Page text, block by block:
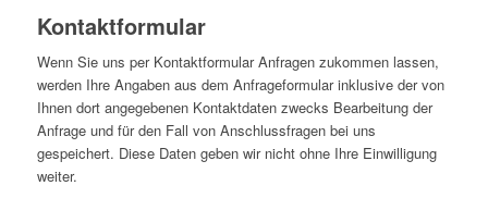
Kontaktformular
Wenn Sie uns per Kontaktformular Anfragen zukommen lassen,
werden Ihre Angaben aus dem Anfrageformular inklusive der von
Ihnen dort angegebenen Kontaktdaten zwecks Bearbeitung der
Anfrage und für den Fall von Anschlussfragen bei uns
gespeichert. Diese Daten geben wir nicht ohne Ihre Einwilligung
weiter.